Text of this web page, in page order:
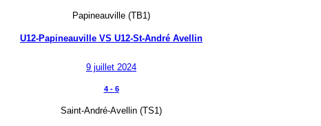
Papineauville (TB1)
U12-Papineauville VS U12-St-André Avellin
9 juillet 2024
4- 6
Saint-André-Avellin (TS1)